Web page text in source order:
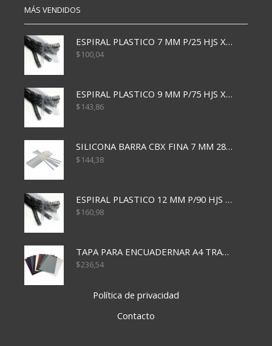
MÁS VENDIDOS
ESPIRAL PLASTICO 7 MM P/25 HJS X50x3000
$100,04
ESPIRAL PLASTICO 9 MM P/75 HJS X50X2400
$143,86
SILICONA BARRA CBX FINA 7 MM 28 CM
$144,38
ESPIRAL PLASTICO 12 MM P/90 HJS X50X1500
$160,98
TAPA PARA ENCUADERNAR A4 TRANSP x50x500
$236,54
Política de privacidad
Contacto